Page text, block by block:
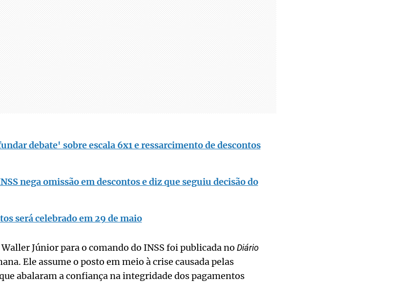
debate' sobre escala 6x1 e ressarcimento de descontos
nega omissão em descontos e diz que seguiu decisão do
será celebrado em 29 de maio
Júnior para o comando do INSS foi publicada no Diário
Ele assume o posto em meio à crise causada pelas
abalaram a confiança na integridade dos pagamentos